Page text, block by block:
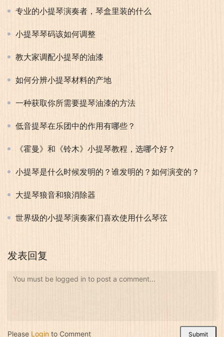
专业的小提琴演奏者，琴盒里装的什么
小提琴琴码该如何调整
教大家调配小提琴的油漆
如何分辨小提琴材料的产地
一种获取你所需要提琴油漆的方法
低音提琴在乐团中的作用有哪些？
《霍曼》和《铃木》小提琴教程，选哪个好？
小提琴是什么时候发明的？谁发明的？如何演变的？
大提琴狼音和狼消除器
世界级的小提琴演奏家们喜欢使用什么琴弦
发表回复
You must be logged in to post a comment...
Please Login to Comment Submit